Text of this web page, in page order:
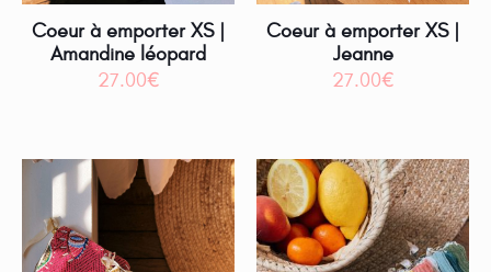
Coeur à emporter XS |
Amandine léopard
27.00€
Coeur à emporter XS |
Jeanne
27.00€